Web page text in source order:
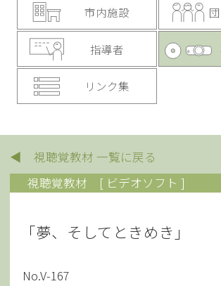
市内施設
指導者
リンク集
◀ 視聴覚教材 一覧に戻る
視聴覚教材
[ ビデオソフト ]
「夢、そしてときめき」
No.V-167